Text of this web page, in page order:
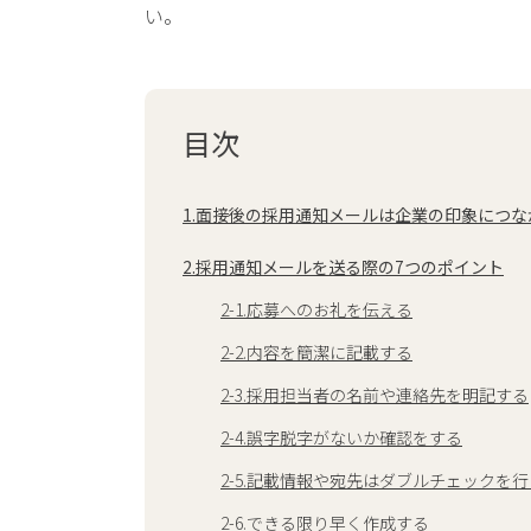
い。
目次
1.面接後の採用通知メールは企業の印象につ
2.採用通知メールを送る際の7つのポイント
2-1.応募へのお礼を伝える
2-2.内容を簡潔に記載する
2-3.採用担当者の名前や連絡先を明記する
2-4.誤字脱字がないか確認をする
2-5.記載情報や宛先はダブルチェックを
2-6.できる限り早く作成する